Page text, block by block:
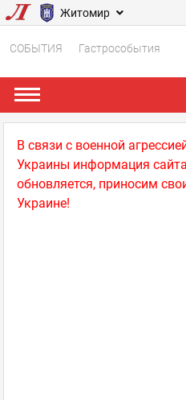
Житомир
СОБЫТИЯ Гастрособытия
В связи с военной
Украины информация
обновляется, приносим
Украине!